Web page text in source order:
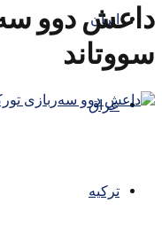
ایران
عراق
ترکیه
داعش دوو
سووتاند